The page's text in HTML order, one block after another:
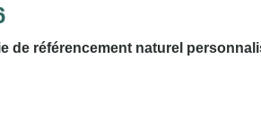
de référencement naturel